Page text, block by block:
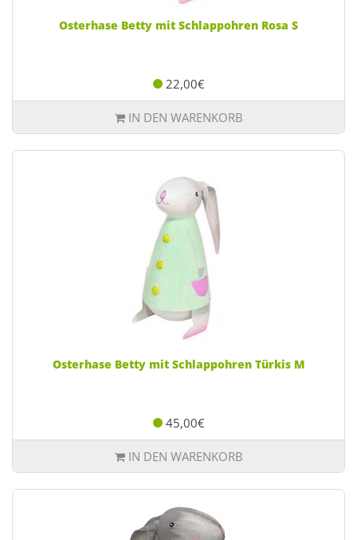
Osterhase Betty mit Schlappohren Rosa S
22,00€
IN DEN WARENKORB
Osterhase Betty mit Schlappohren Türkis M
45,00€
IN DEN WARENKORB